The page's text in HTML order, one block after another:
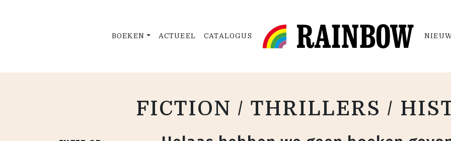
BOEKEN ACTUEEL CATALOGUS
FICTION / THRILLERS /